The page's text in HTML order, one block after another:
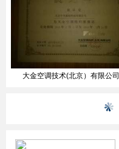
大金空调技术(北京）有限公司